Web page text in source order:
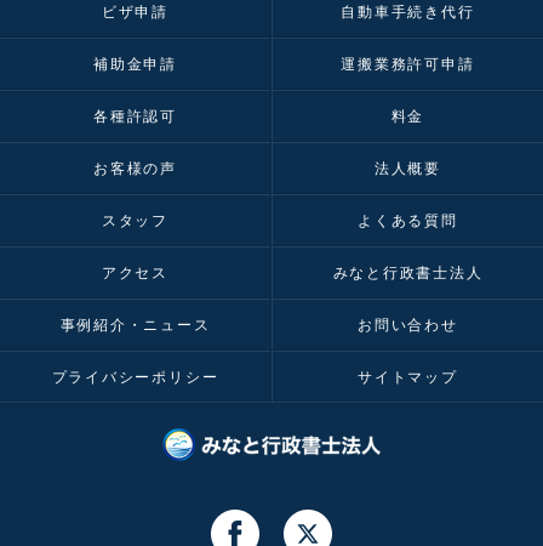
ビザ申請 自動車手続き代行
補助金申請 運搬業務許可申請
各種許認可 料金
お客様の声 法人概要
スタッフ よくある質問
アクセス みなと行政書士法人
事例紹介・ニュース お問い合わせ
プライバシーポリシー サイトマップ